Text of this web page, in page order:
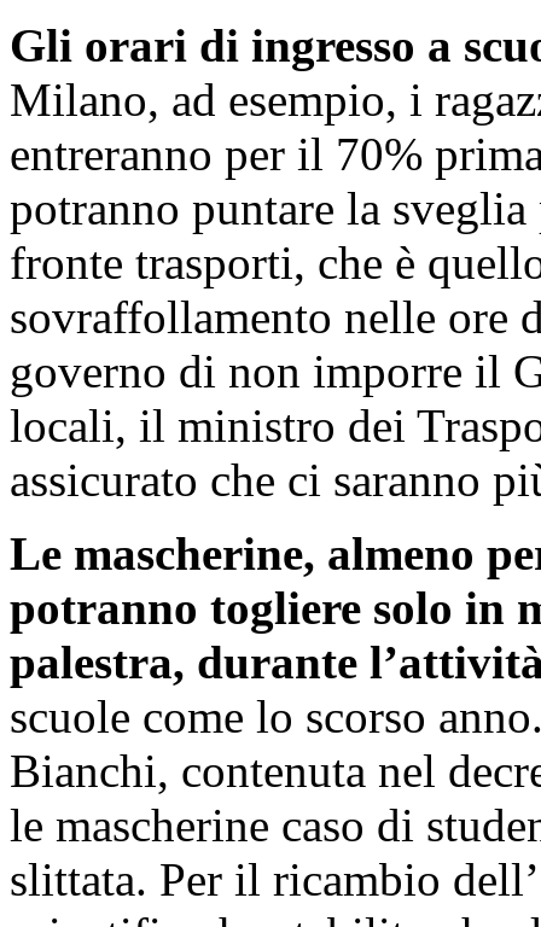
Gli orari di ingresso a
Milano, ad esempio, i
entreranno per il 70%
potranno puntare la
fronte trasporti, che è
sovraffollamento nelle ore
governo di non imporre il
locali, il ministro dei
assicurato che ci saranno
Le mascherine, almeno
potranno togliere solo in
palestra, durante
scuole come lo scorso
Bianchi, contenuta nel
le mascherine caso di
slittata. Per il ricambio